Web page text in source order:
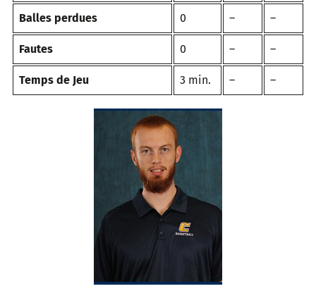
Balles perdues 0 – –
Fautes 0 – –
Temps de Jeu 3 min. – –